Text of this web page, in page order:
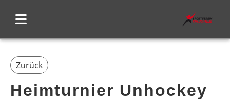
Zurück
Heimturnier Unhockey